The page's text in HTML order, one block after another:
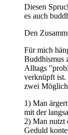
Diesen
es auch
Den
Für mich
Buddhismus
Alltags
verknüpft ist.
zwei
1) Man
mit der
2) Man nutzt
Geduld